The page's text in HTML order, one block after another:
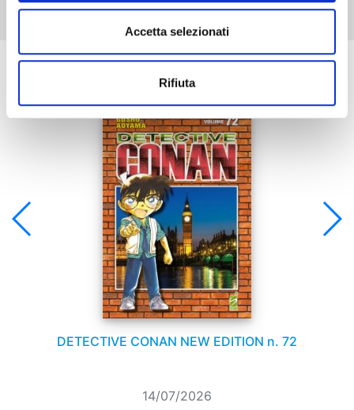
Accetta selezionati
Rifiuta
Se ti è piaciuto prova anche:
DETECTIVE CONAN NEW EDITION n. 72
14/07/2026